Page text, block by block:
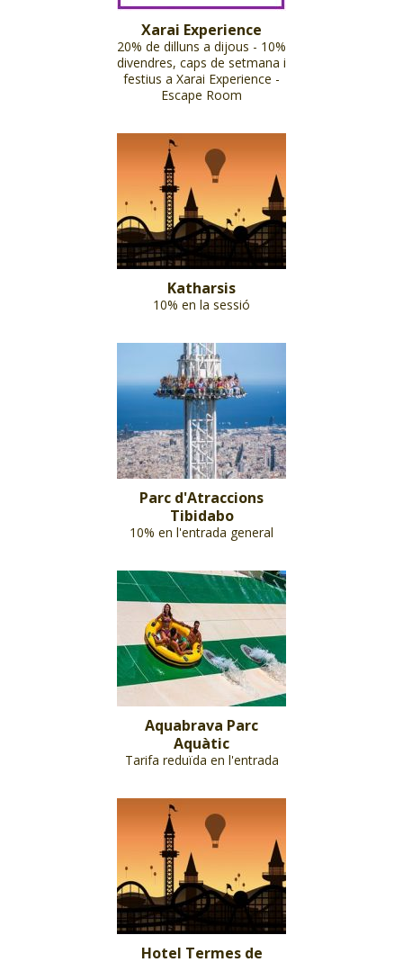
Xarai Experience
20% de dilluns a dijous - 10%
divendres, caps de setmana i
festius a Xarai Experience -
Escape Room
Katharsis
10% en la sessió
Parc d'Atraccions
Tibidabo
10% en l'entrada general
Aquabrava Parc
Aquàtic
Tarifa reduïda en l'entrada
Hotel Termes de